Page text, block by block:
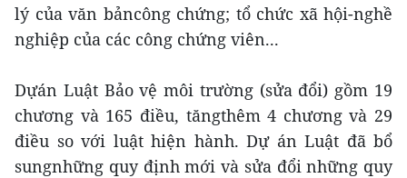
lý của văn bảncông chứng; tổ chức xã hội-nghề
nghiệp của các công chứng viên...
Dựán Luật Bảo vệ môi trường (sửa đổi) gồm 19
chương và 165 điều, tăngthêm 4 chương và 29
điều so với luật hiện hành. Dự án Luật đã bổ
sungnhững quy định mới và sửa đổi những quy